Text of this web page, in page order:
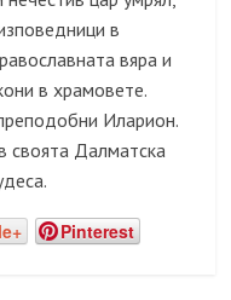
в
вяра и
в храмовете.
Иларион.
своята Далматска
Pinterest